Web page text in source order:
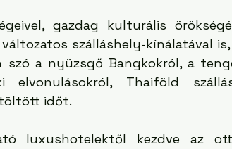
gazdag kulturális
szálláshely-kínálatával
a nyüzsgő Bangkokról, a
Thaiföld
időt.
luxushotelektől kezdve az